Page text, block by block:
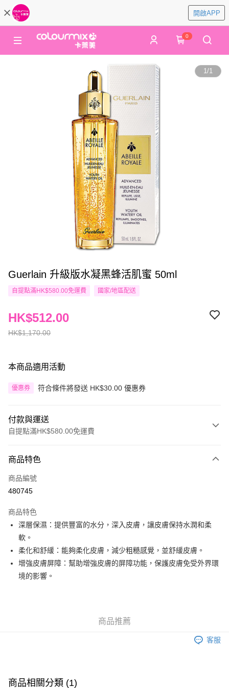
開啟APP
0
1/1
Guerlain 升級版水凝黑蜂活肌蜜 50ml
自提點滿HK$580.00免運費 國家/地區配送
HK$1,170.00
HK$512.00
本商品適用活動
優惠券 符合條件將發送 HK$30.00 優惠券
付款與運送
自提點滿HK$580.00免運費
信用卡
Apple Pay
AlipayHK
PayMe
WeChat Pay
其他轉帳方式
單。 如果訂購後七個工作天內我們未能收到有關存款，有關訂單將被取消。
每筆HK$30.00，滿HK$580.00或以上免運費
商品特色
商品編號
480745
商品特色
深層保濕：提供豐富的水分，深入皮膚，讓皮膚保持水潤和柔
軟。
柔化和舒緩：能夠柔化皮膚，減少粗糙感覺，並舒緩皮膚。
增強皮膚屏障：幫助增強皮膚的屏障功能，保護皮膚免受外界環
境的影響。
商品推薦
客服
商品相關分類 (1)